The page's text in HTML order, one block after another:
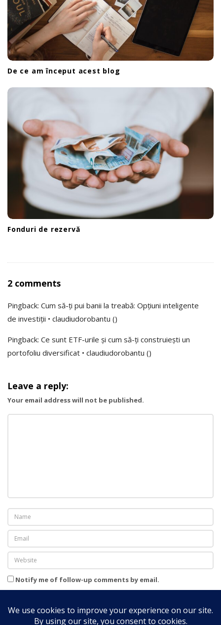
De ce am început acest blog
Fonduri de rezervă
2 commentsO
N
u
î
ț
u
n
e
o
u
ă
e
n
t
-
Pingback: Cum să-ți pui banii la treabă: Opțiuni inteligente
de investiții • claudiudorobantu ()
Pingback: Ce sunt ETF-urile și cum să-ți construiești un
portofoliu diversificat • claudiudorobantu ()
Leave a reply:
Your email address will not be published.
Notify me of follow-up comments by email.